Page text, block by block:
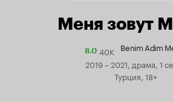
Меня зовут
8.0Рейтинг
Кинопоиска
40K Benim Adim
2019 – 2021, драма, 1
Турция, 18+